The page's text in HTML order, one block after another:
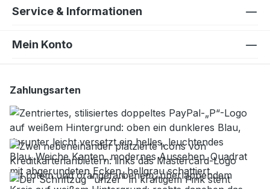
Service & Informationen
Mein Konto
Zahlungsarten